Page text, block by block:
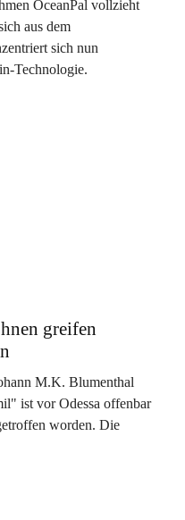
OceanPal vollzieht
aus dem
sich nun
Technologie.
greifen
M.K. Blumenthal
ist vor Odessa offenbar
worden. Die